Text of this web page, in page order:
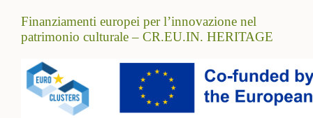
Finanziamenti europei per l’innovazione nel
patrimonio culturale – CR.EU.IN. HERITAGE